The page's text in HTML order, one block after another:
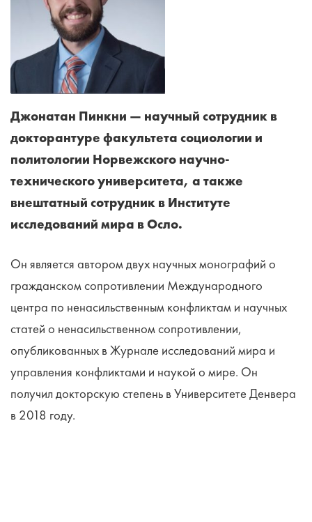
Джонатан Пинкни — научный сотрудник в
докторантуре факультета социологии и
политологии Норвежского научно-
технического университета, а также
внештатный сотрудник в Институте
исследований мира в Осло.
Он является автором двух научных монографий о
гражданском сопротивлении Международного
центра по ненасильственным конфликтам и научных
статей о ненасильственном сопротивлении,
опубликованных в Журнале исследований мира и
управления конфликтами и наукой о мире. Он
получил докторскую степень в Университете Денвера
в 2018 году.